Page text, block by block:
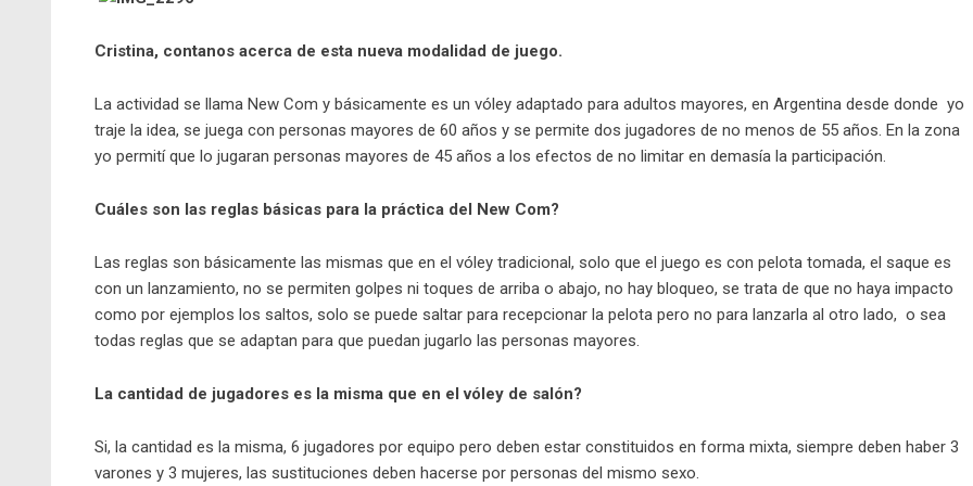
Cristina, contanos acerca de esta nueva modalidad de juego.
La actividad se llama New Com y básicamente es un vóley adaptado para adultos mayores, en Argentina desde donde yo
traje la idea, se juega con personas mayores de 60 años y se permite dos jugadores de no menos de 55 años. En la zona
yo permití que lo jugaran personas mayores de 45 años a los efectos de no limitar en demasía la participación.
Cuáles son las reglas básicas para la práctica del New Com?
Las reglas son básicamente las mismas que en el vóley tradicional, solo que el juego es con pelota tomada, el saque es
con un lanzamiento, no se permiten golpes ni toques de arriba o abajo, no hay bloqueo, se trata de que no haya impacto
como por ejemplos los saltos, solo se puede saltar para recepcionar la pelota pero no para lanzarla al otro lado, o sea
todas reglas que se adaptan para que puedan jugarlo las personas mayores.
La cantidad de jugadores es la misma que en el vóley de salón?
Si, la cantidad es la misma, 6 jugadores por equipo pero deben estar constituidos en forma mixta, siempre deben haber 3
varones y 3 mujeres, las sustituciones deben hacerse por personas del mismo sexo.